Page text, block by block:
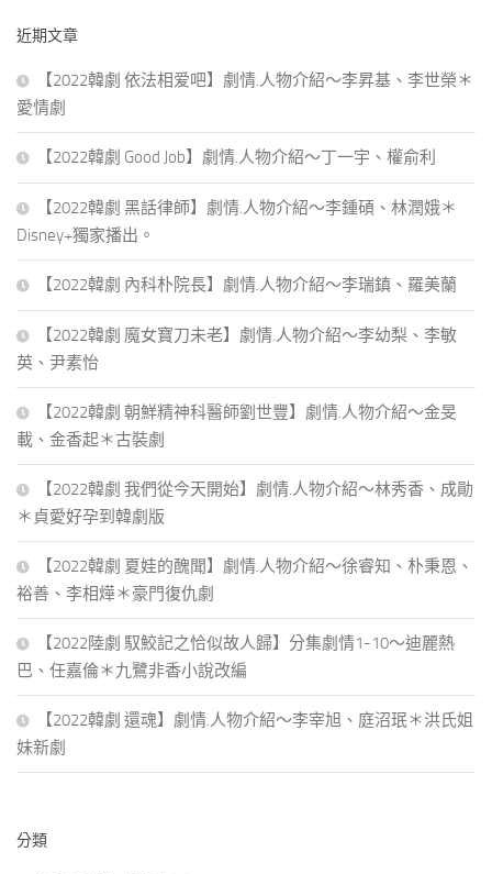
字:
近期文章
【2022韓劇 依法相爱吧】劇情.人物介紹～李昇基、李世榮＊
愛情劇
【2022韓劇 Good Job】劇情.人物介紹～丁一宇、權俞利
【2022韓劇 黑話律師】劇情.人物介紹～李鍾碩、林潤娥＊
Disney+獨家播出。
【2022韓劇 內科朴院長】劇情.人物介紹～李瑞鎮、羅美蘭
【2022韓劇 魔女寶刀未老】劇情.人物介紹～李幼梨、李敏
英、尹素怡
【2022韓劇 朝鮮精神科醫師劉世豐】劇情.人物介紹～金旻
載、金香起＊古裝劇
【2022韓劇 我們從今天開始】劇情.人物介紹～林秀香、成勛
＊貞愛好孕到韓劇版
【2022韓劇 夏娃的醜聞】劇情.人物介紹～徐睿知、朴秉恩、
裕善、李相燁＊豪門復仇劇
【2022陸劇 馭鮫記之恰似故人歸】分集劇情1-10～迪麗熱
巴、任嘉倫＊九鷺非香小說改編
【2022韓劇 還魂】劇情.人物介紹～李宰旭、庭沼珉＊洪氏姐
妹新劇
分類